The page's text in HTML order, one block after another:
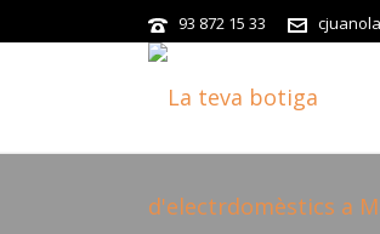
93 872 15 33